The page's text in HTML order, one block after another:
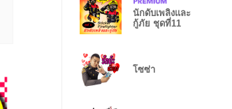
นักดับเพลิงและ
กู้ภัย ชุดที่11
โซซ่า